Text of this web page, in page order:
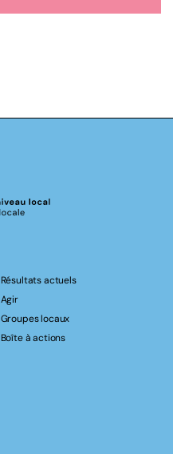
Résultats actuels
Agir
Groupes locaux
Boîte à actions